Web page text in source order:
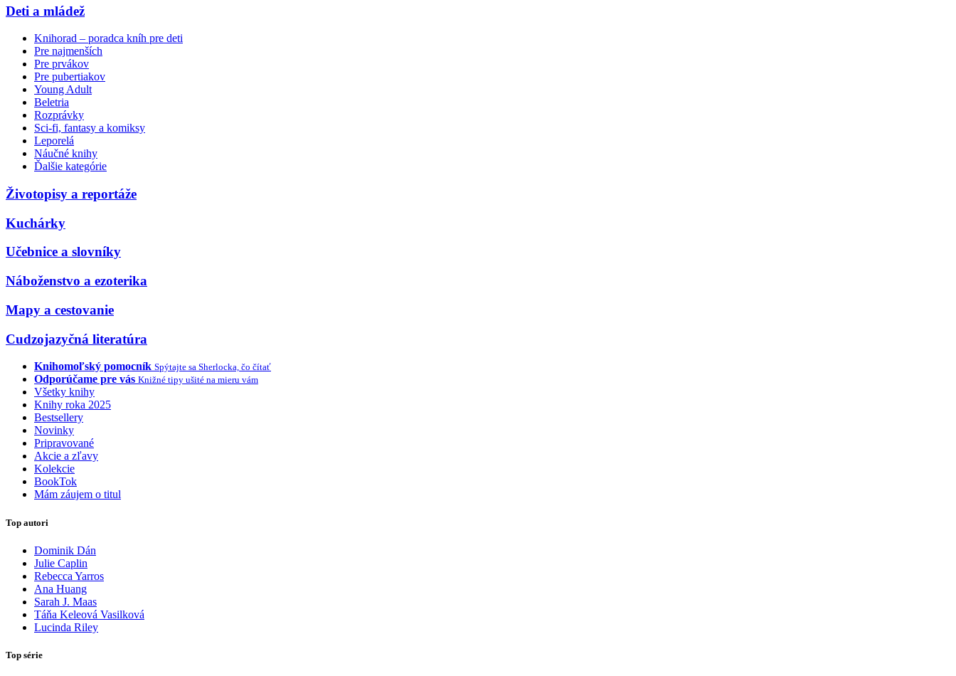
Deti a mládež
Knihorad – poradca kníh pre deti
Pre najmenších
Pre prvákov
Pre pubertiakov
Young Adult
Beletria
Rozprávky
Sci-fi, fantasy a komiksy
Leporelá
Náučné knihy
Ďalšie kategórie
Životopisy a reportáže
Kuchárky
Učebnice a slovníky
Náboženstvo a ezoterika
Mapy a cestovanie
Cudzojazyčná literatúra
Knihomoľský pomocník Spýtajte sa Sherlocka, čo čítať
Odporúčame pre vás Knižné tipy ušité na mieru vám
Všetky knihy
Knihy roka 2025
Bestsellery
Novinky
Pripravované
Akcie a zľavy
Kolekcie
BookTok
Mám záujem o titul
Top autori
Dominik Dán
Julie Caplin
Rebecca Yarros
Ana Huang
Sarah J. Maas
Táňa Keleová Vasilková
Lucinda Riley
Top série